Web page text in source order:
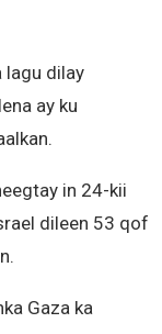
lagu dilay
ay ku
in 24-kii
dileen 53 qof
Gaza ka